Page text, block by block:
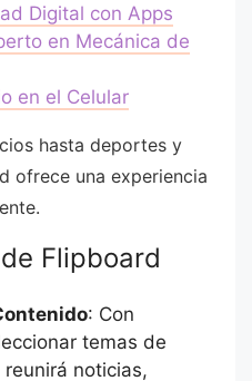
Digital con Apps
en Mecánica de
en el Celular
hasta deportes y
ofrece una experiencia
Flipboard
: Con
temas de
noticias,